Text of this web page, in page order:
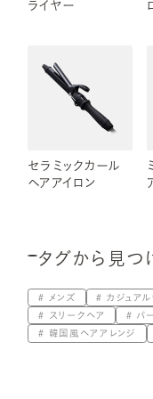
ライヤー
セラミックカール
ヘアアイロン
タグから見つ
メンズ カジュアル
スリークヘア パ
韓国風ヘアアレンジ